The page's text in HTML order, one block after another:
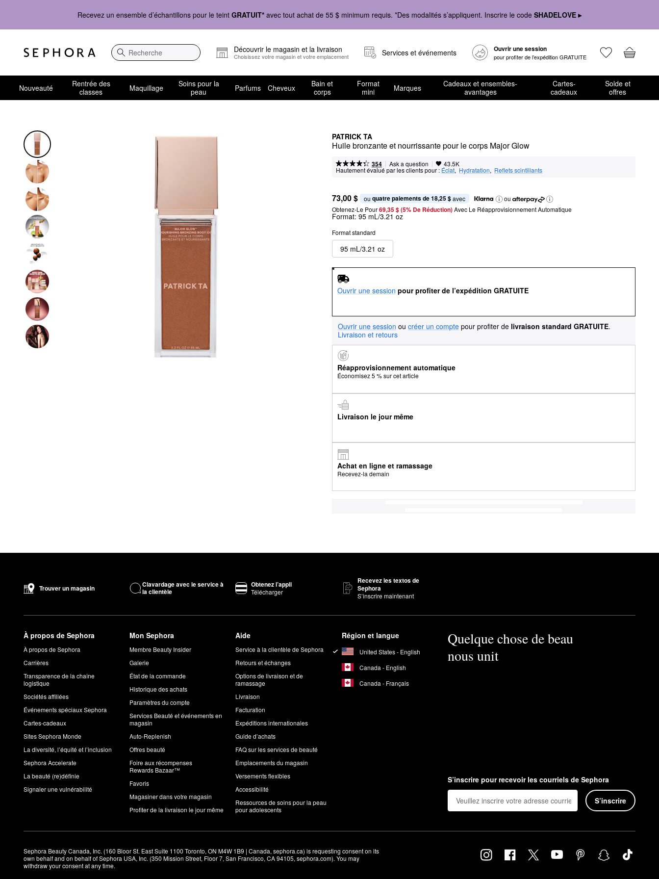
Recevez un ensemble d’échantillons pour le teint GRATUIT* avec tout achat de 55 $ minimum requis. *Des modalités s’appliquent. Inscrire le code SHADELOVE ▸
Recherche
Découvrir le magasin et la livraison
Choisissez votre magasin et votre emplacement Services et événements Ouvrir une session
pour profiter de l’expédition GRATUITE
Nouveauté
Rentrée des
classes
Maquillage
Soins pour la
peau
Parfums Cheveux
Bain et
corps
Format
mini
Marques
Cadeaux et ensembles-
avantages
Cartes-
cadeaux
Solde et
offres
PATRICK TA
Huile bronzante et nourrissante pour le corps Major Glow
354 | Ask a question | 43.5K
Hautement évalué par les clients pour : Éclat, Hydratation, Reflets scintillants
73,00 $ ou quatre paiements de 18,25 $ avec
ou
Obtenez-Le Pour69,35 $ (5% De Réduction) Avec Le Réapprovisionnement Automatique
Format: 95 mL/3.21 oz
Format standard
95 mL/3.21 oz
Ouvrir une session pour profiter de l’expédition GRATUITE
Ouvrir une session ou créer un compte pour profiter de livraison standard GRATUITE.
Livraison et retours
Réapprovisionnement automatique
Économisez 5 % sur cet article
Livraison le jour même
Achat en ligne et ramassage
Recevez-la demain
Trouver un magasin
Clavardage avec le service à
la clientèle
Obtenez l’appli
Télécharger
Recevez les textos de
Sephora
S’inscrire maintenant
À propos de Sephora
À propos de Sephora
Carrières
Transparence de la chaîne
logistique
Sociétés affiliées
Événements spéciaux Sephora
Cartes-cadeaux
Sites Sephora Monde
La diversité, l’équité et l’inclusion
Sephora Accelerate
La beauté (re)définie
Signaler une vulnérabilité
Mon Sephora
Membre Beauty Insider
Galerie
État de la commande
Historique des achats
Paramètres du compte
Services Beauté et événements en
magasin
Auto-Replenish
Offres beauté
Foire aux récompenses
Rewards Bazaar™
Favoris
Magasiner dans votre magasin
Profiter de la livraison le jour même
Aide
Service à la clientèle de Sephora
Retours et échanges
Options de livraison et de
ramassage
Livraison
Facturation
Expéditions internationales
Guide d’achats
FAQ sur les services de beauté
Emplacements du magasin
Versements flexibles
Accessibilité
Ressources de soins pour la peau
pour adolescents
Région et langue
United States - English
Canada - English
Canada - Français
Quelque chose de beau
nous unit
S’inscrire pour recevoir les courriels de Sephora
S’inscrire
Sephora Beauty Canada, Inc. (160 Bloor St. East Suite 1100 Toronto, ON M4W 1B9 | Canada, sephora.ca) is requesting consent on its
own behalf and on behalf of Sephora USA, Inc. (350 Mission Street, Floor 7, San Francisco, CA 94105, sephora.com). You may
withdraw your consent at any time.